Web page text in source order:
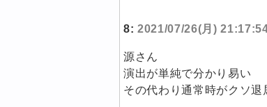
8: 2021/07/26(月)
源さん
演出が単純で分かり易い
その代わり通常時がクソ